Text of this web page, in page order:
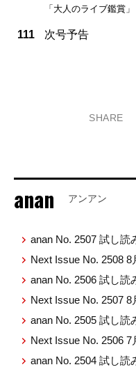
「大人のライブ鑑賞」
111 次号予告
SHARE
anan アンアン
anan No. 2507 試し読
Next Issue No. 2508 8
anan No. 2506 試し読
Next Issue No. 2507 8
anan No. 2505 試し読
Next Issue No. 2506 7
anan No. 2504 試し読